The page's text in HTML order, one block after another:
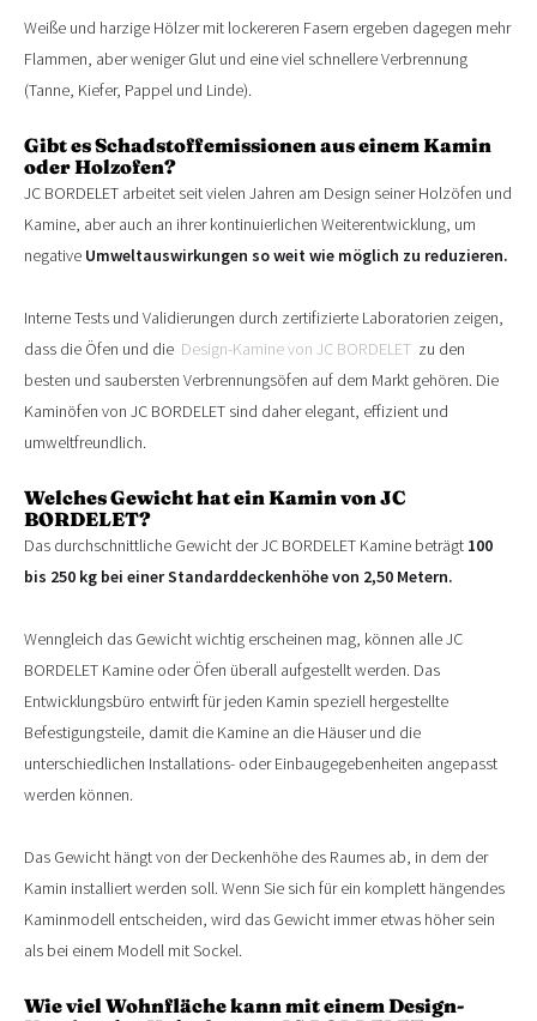
Weiße und harzige Hölzer mit lockereren Fasern ergeben dagegen mehr
Flammen, aber weniger Glut und eine viel schnellere Verbrennung
(Tanne, Kiefer, Pappel und Linde).
Gibt es Schadstoffemissionen aus einem Kamin
oder Holzofen?
JC BORDELET arbeitet seit vielen Jahren am Design seiner Holzöfen und
Kamine, aber auch an ihrer kontinuierlichen Weiterentwicklung, um
negative Umweltauswirkungen so weit wie möglich zu reduzieren.
Interne Tests und Validierungen durch zertifizierte Laboratorien zeigen,
dass die Öfen und die Design-Kamine von JC BORDELET zu den
besten und saubersten Verbrennungsöfen auf dem Markt gehören. Die
Kaminöfen von JC BORDELET sind daher elegant, effizient und
umweltfreundlich.
Welches Gewicht hat ein Kamin von JC
BORDELET?
Das durchschnittliche Gewicht der JC BORDELET Kamine beträgt 100
bis 250 kg bei einer Standarddeckenhöhe von 2,50 Metern.
Wenngleich das Gewicht wichtig erscheinen mag, können alle JC
BORDELET Kamine oder Öfen überall aufgestellt werden. Das
Entwicklungsbüro entwirft für jeden Kamin speziell hergestellte
Befestigungsteile, damit die Kamine an die Häuser und die
unterschiedlichen Installations- oder Einbaugegebenheiten angepasst
werden können.
Das Gewicht hängt von der Deckenhöhe des Raumes ab, in dem der
Kamin installiert werden soll. Wenn Sie sich für ein komplett hängendes
Kaminmodell entscheiden, wird das Gewicht immer etwas höher sein
als bei einem Modell mit Sockel.
Wie viel Wohnfläche kann mit einem Design-